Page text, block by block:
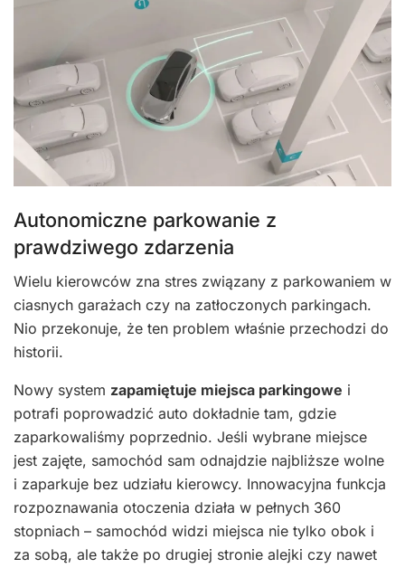
Autonomiczne parkowanie z
prawdziwego zdarzenia
Wielu kierowców zna stres związany z parkowaniem w
ciasnych garażach czy na zatłoczonych parkingach.
Nio przekonuje, że ten problem właśnie przechodzi do
historii.
Nowy system zapamiętuje miejsca parkingowe i
potrafi poprowadzić auto dokładnie tam, gdzie
zaparkowaliśmy poprzednio. Jeśli wybrane miejsce
jest zajęte, samochód sam odnajdzie najbliższe wolne
i zaparkuje bez udziału kierowcy. Innowacyjna funkcja
rozpoznawania otoczenia działa w pełnych 360
stopniach – samochód widzi miejsca nie tylko obok i
za sobą, ale także po drugiej stronie alejki czy nawet